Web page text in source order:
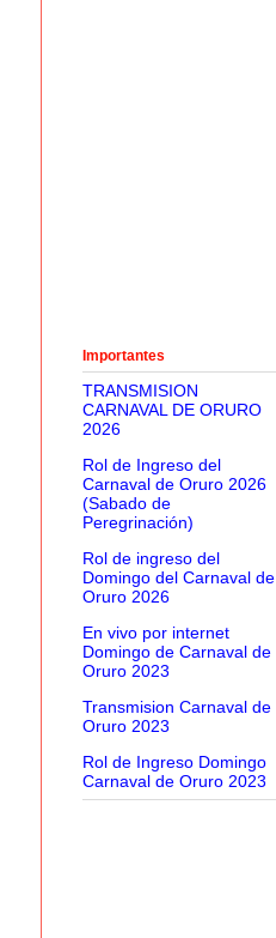
Importantes
TRANSMISION
CARNAVAL DE ORURO
2026
Rol de Ingreso del
Carnaval de Oruro 2026
(Sabado de
Peregrinación)
Rol de ingreso del
Domingo del Carnaval de
Oruro 2026
En vivo por internet
Domingo de Carnaval de
Oruro 2023
Transmision Carnaval de
Oruro 2023
Rol de Ingreso Domingo
Carnaval de Oruro 2023